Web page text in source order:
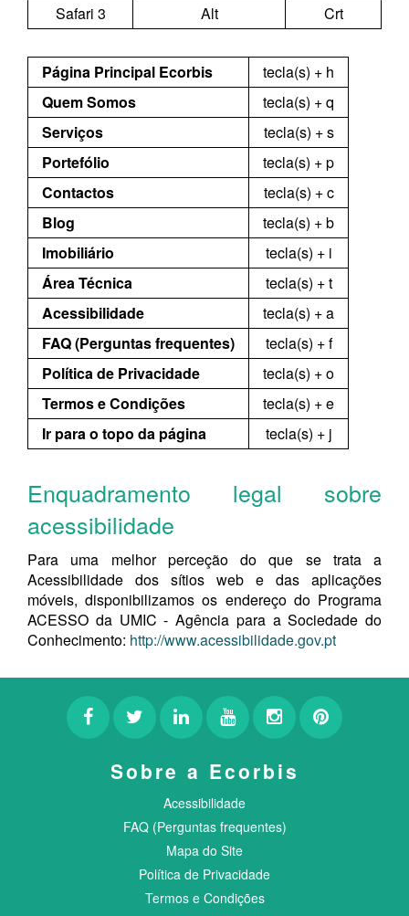
Safari 3
Alt Crt
Página Principal Ecorbis
tecla(s) + h
Quem Somos
tecla(s) + q
Serviços
tecla(s) + s
Portefólio
tecla(s) + p
Contactos
tecla(s) + c
Blog
tecla(s) + b
Imobiliário
tecla(s) + i
Área Técnica
tecla(s) + t
Acessibilidade
tecla(s) + a
FAQ (Perguntas frequentes)
tecla(s) + f
Política de Privacidade
tecla(s) + o
Termos e Condições
tecla(s) + e
Ir para o topo da página
tecla(s) + j
Enquadramento legal sobre
acessibilidade
Para uma melhor perceção do que se trata a
Acessibilidade dos sítios web e das aplicações
móveis, disponibilizamos os endereço do Programa
ACESSO da UMIC - Agência para a Sociedade do
Conhecimento: http://www.acessibilidade.gov.pt
Sobre a Ecorbis
Acessibilidade
FAQ (Perguntas frequentes)
Mapa do Site
Política de Privacidade
Termos e Condições